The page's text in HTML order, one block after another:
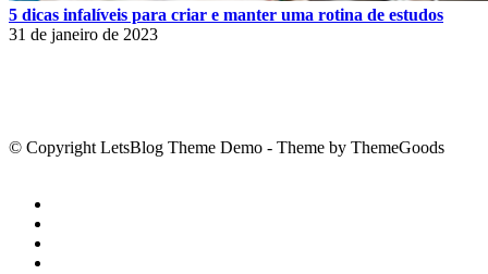
5 dicas infalíveis para criar e manter uma rotina de estudos
31 de janeiro de 2023
© Copyright LetsBlog Theme Demo - Theme by ThemeGoods